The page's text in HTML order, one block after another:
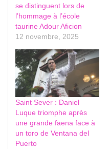
se distinguent lors de
l’hommage à l’école
taurine Adour Aficion
12 novembre, 2025
Saint Sever : Daniel
Luque triomphe après
une grande faena face à
un toro de Ventana del
Puerto